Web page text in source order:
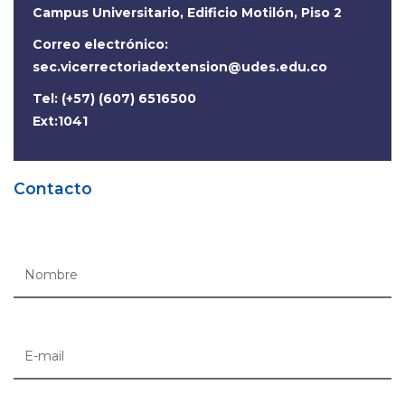
Campus Universitario, Edificio Motilón, Piso 2
Correo electrónico:
sec.vicerrectoriadextension@udes.edu.co
Tel: (+57) (607) 6516500
Ext:1041
Contacto